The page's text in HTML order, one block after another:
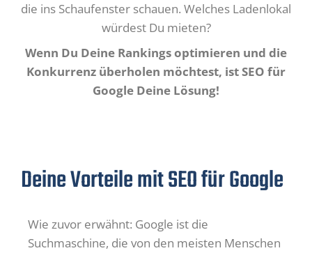
die ins Schaufenster schauen. Welches Ladenlokal
würdest Du mieten?
Wenn Du Deine Rankings optimieren und die
Konkurrenz überholen möchtest, ist SEO für
Google Deine Lösung!
Deine Vorteile mit SEO für Google
Wie zuvor erwähnt: Google ist die
Suchmaschine, die von den meisten Menschen